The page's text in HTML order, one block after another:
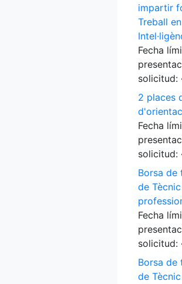
impartir
Treball
Fecha
solicitud:
2 places
Fecha
solicitud:
Borsa de
de
Fecha
solicitud:
Borsa de
de